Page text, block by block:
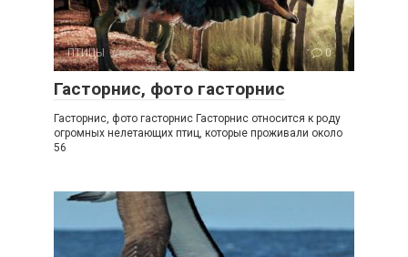
ПТИЦЫ 0
Гасторнис, фото гасторнис
Гасторнис, фото гасторнис Гасторнис относится к роду
огромных нелетающих птиц, которые проживали около
56